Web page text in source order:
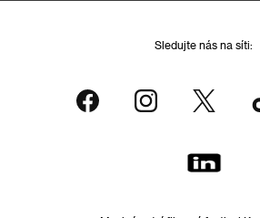
Sledujte nás na síti: